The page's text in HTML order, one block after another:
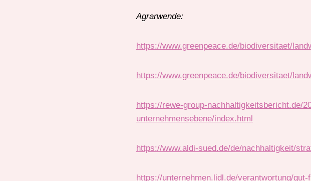
Agrarwende:
https://www.greenpeace.de/biodiversitaet/
https://www.greenpeace.de/biodiversitaet/
https://rewe-group-nachhaltigkeitsbericht.de/
unternehmensebene/index.html
https://www.aldi-sued.de/de/nachhaltigkeit/
https://unternehmen.lidl.de/verantwortung/